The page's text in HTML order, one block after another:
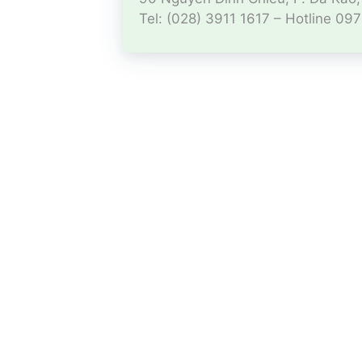
Tel: (028) 3911 1617 – Hotline